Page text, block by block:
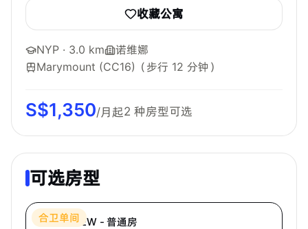
附近学校：NYP、ITE、LASALLE。
主要配置：WiFi、空调、Move-In Ready、水电、queen、
收藏公寓
NYP · 3.0 km
诺维娜
Marymount (CC16) （步行 12 分钟）
S$1,350/月起2 种房型可选
可选房型
合卫单间
BOON VIEW - 普通房